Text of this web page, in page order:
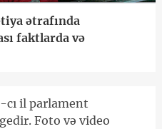
ətrafında
faktlarda və
cı il parlament
Foto və video